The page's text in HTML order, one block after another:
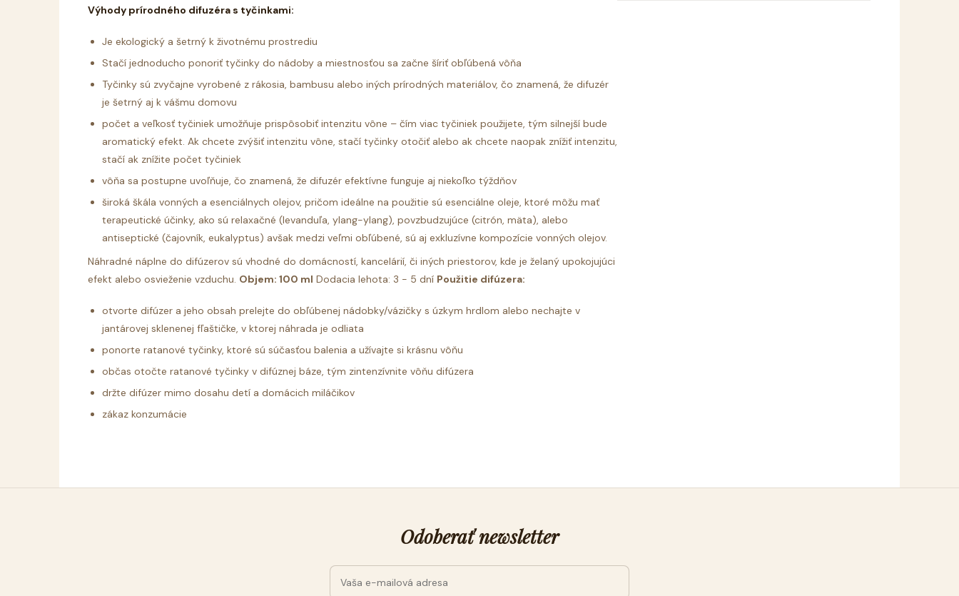
Výhody prírodného difuzéra s tyčinkami:
Je ekologický a šetrný k životnému prostrediu
Stačí jednoducho ponoriť tyčinky do nádoby a miestnosťou sa začne šíriť obľúbená vôňa
Tyčinky sú zvyčajne vyrobené z rákosia, bambusu alebo iných prírodných materiálov, čo znamená, že difuzér
je šetrný aj k vášmu domovu
počet a veľkosť tyčiniek umožňuje prispôsobiť intenzitu vône – čím viac tyčiniek použijete, tým silnejší bude
aromatický efekt. Ak chcete zvýšiť intenzitu vône, stačí tyčinky otočiť alebo ak chcete naopak znížiť intenzitu,
stačí ak znížite počet tyčiniek
vôňa sa postupne uvoľňuje, čo znamená, že difuzér efektívne funguje aj niekoľko týždňov
široká škála vonných a esenciálnych olejov, pričom ideálne na použitie sú esenciálne oleje, ktoré môžu mať
terapeutické účinky, ako sú relaxačné (levanduľa, ylang-ylang), povzbudzujúce (citrón, mäta), alebo
antiseptické (čajovník, eukalyptus) avšak medzi veľmi obľúbené, sú aj exkluzívne kompozície vonných olejov.
Náhradné náplne do difúzerov sú vhodné do domácností, kancelárií, či iných priestorov, kde je želaný upokojujúci
efekt alebo osvieženie vzduchu. Objem: 100 ml Dodacia lehota: 3 - 5 dní Použitie difúzera:
otvorte difúzer a jeho obsah prelejte do obľúbenej nádobky/vázičky s úzkym hrdlom alebo nechajte v
jantárovej sklenenej fľaštičke, v ktorej náhrada je odliata
ponorte ratanové tyčinky, ktoré sú súčasťou balenia a užívajte si krásnu vôňu
občas otočte ratanové tyčinky v difúznej báze, tým zintenzívnite vôňu difúzera
držte difúzer mimo dosahu detí a domácich miláčikov
zákaz konzumácie
Odoberať newsletter